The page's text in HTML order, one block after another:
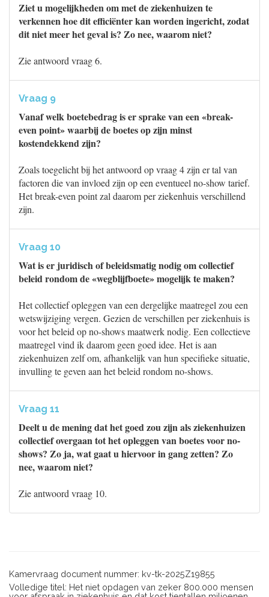
Ziet u mogelijkheden om met de ziekenhuizen te
verkennen hoe dit efficiënter kan worden ingericht, zodat
dit niet meer het geval is? Zo nee, waarom niet?
Zie antwoord vraag 6.
Vraag 9
Vanaf welk boetebedrag is er sprake van een «break-
even point» waarbij de boetes op zijn minst
kostendekkend zijn?
Zoals toegelicht bij het antwoord op vraag 4 zijn er tal van
factoren die van invloed zijn op een eventueel no-show tarief.
Het break-even point zal daarom per ziekenhuis verschillend
zijn.
Vraag 10
Wat is er juridisch of beleidsmatig nodig om collectief
beleid rondom de «wegblijfboete» mogelijk te maken?
Het collectief opleggen van een dergelijke maatregel zou een
wetswijziging vergen. Gezien de verschillen per ziekenhuis is
voor het beleid op no-shows maatwerk nodig. Een collectieve
maatregel vind ik daarom geen goed idee. Het is aan
ziekenhuizen zelf om, afhankelijk van hun specifieke situatie,
invulling te geven aan het beleid rondom no-shows.
Vraag 11
Deelt u de mening dat het goed zou zijn als ziekenhuizen
collectief overgaan tot het opleggen van boetes voor no-
shows? Zo ja, wat gaat u hiervoor in gang zetten? Zo
nee, waarom niet?
Zie antwoord vraag 10.
Kamervraag document nummer: kv-tk-2025Z19855
Volledige titel: Het niet opdagen van zeker 800.000 mensen